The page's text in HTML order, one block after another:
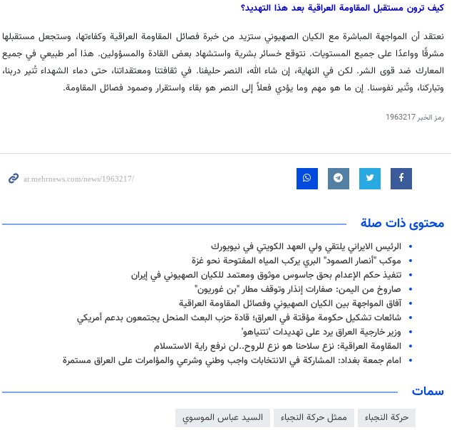
كيف ترون مستقبل المقاومة العراقية بعد هذا التهديد؟
نعتقد أن المواجهة المباشرة مع الكيان الصهيوني ستزيد من خبرة فصائل المقاومة العراقية وكفاءتها، وستجعل مستقبلها
مشرقًا وواعدًا على جميع المستويات. نتوقع خسائر بشرية واستشهاد بعض القادة والمسؤولين. هذا أمر طبيعي في جميع
المعارك ضد قوى الشر. لكن في النهاية، إن شاء الله، النصر حليفنا. في ثقافتنا ومعتقداتنا، حتى دماء الشهداء تُنير دربنا،
وتباركنا، وتُنير نفوسنا. إن ما هو مهم وما يؤدي فعلاً إلى النصر هو بقاء واستقرار وصمود فصائل المقاومة.
رمز الخبر1963217
محتوى ذات صلة
الرئيس الايراني يلتقي ولي العهد الكويتي في نيويورك
موكب "أنصار الصمود" البري يركب المياه المفتوحة نحو غزة
تنفيذ حكم الإعدام بحق جاسوس موثوق ومعتمد للكيان الصهيوني في إيران
صاروخ من اليمن: صفارات إنذار وتوقف مطار "بن غوريون"
آفاق المواجهة بين الكيان الصهيوني وفصائل المقاومة العراقية
شائعات تشكيل حكومة مؤقتة في العراق؛ قادة حزب البعث المنحل يجتمعون بدعم أمريكي
وزير خارجية العراق يرد على تهديدات 'نتنياهو'
المقاومة العراقية: نزع سلاحنا هو نزع للروح..لن نرفع راية الاستسلام
امام جمعة بغداد: المشاركة في الانتخابات واجب وطني وشرعي والمؤامرات على العراق مستمرة
سمات
حركة النجباء ممثل حركة النجباء السيد عباس الموسوي